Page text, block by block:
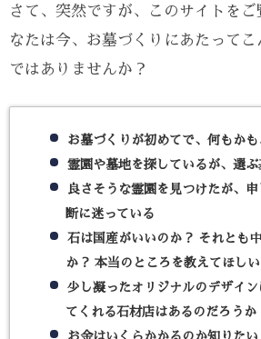
オーナーからの返信
お世話になっております。 兵庫県神
島です。 この度は、神戸市内に数多
礼申し上げます。 お墓を建てるのは
の経験だけに分からないことばかり
だけに、お客様が絶対に知っておく
ては、包み隠さずお伝えすることが
ておりますが、それが当社をお選び
つであるならば嬉しい限りです。 ま
き姿を追求されている姿勢にも感服
ったいないお言葉をいただき感謝し
からも、吉原ファミリー様の祈りの
墓をお守りくださいますようお願い
なりますが、ご多用の中、口コミを
さて、突然ですが、このサイトを
なたは今、お墓づくりにあたって
ではありませんか？
お墓づくりが初めてで、何もか
霊園や墓地を探しているが、選
良さそうな霊園を見つけたが、
断に迷っている
石は国産がいいのか？ それとも
か？ 本当のところを教えてほしい
少し凝ったオリジナルのデザイ
てくれる石材店はあるのだろうか
お金はいくらかかるのか知りたい